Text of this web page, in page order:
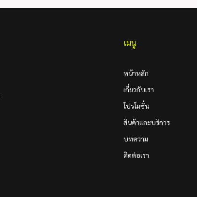
เมนู
หน้าหลัก
เกี่ยวกับเรา
โปรโมชั่น
สินค้าและบริการ
บทความ
ติดต่อเรา